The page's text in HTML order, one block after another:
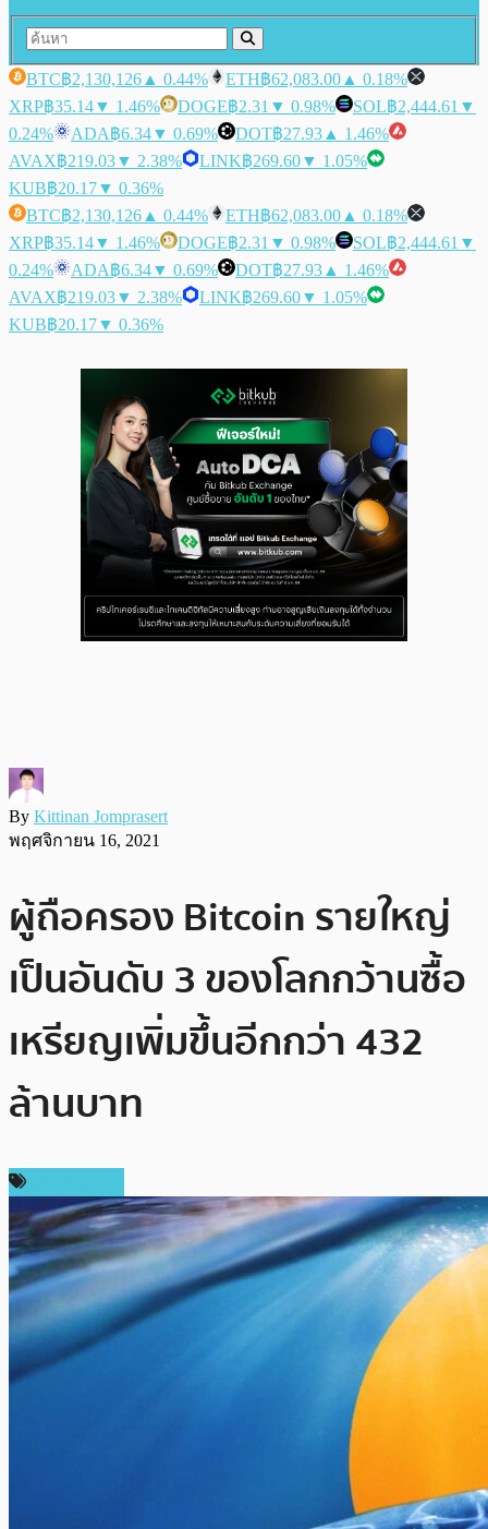
BTC฿2,130,126 ▲ 0.44% ETH฿62,083.00 ▲ 0.18%
XRP฿35.14▼ 1.46% DOGE฿2.31 ▼ 0.98% SOL฿2,444.61 ▼
0.24%
ADA฿6.34▼ 0.69% DOT฿27.93 ▲ 1.46%
AVAX฿219.03▼ 2.38% LINK฿269.60▼ 1.05%
KUB฿20.17▼ 0.36%
BTC฿2,130,126 ▲ 0.44% ETH฿62,083.00 ▲ 0.18%
XRP฿35.14▼ 1.46% DOGE฿2.31 ▼ 0.98% SOL฿2,444.61 ▼
0.24%
ADA฿6.34▼ 0.69% DOT฿27.93 ▲ 1.46%
AVAX฿219.03▼ 2.38% LINK฿269.60▼ 1.05%
KUB฿20.17▼ 0.36%
By Kittinan Jomprasert
พฤศจิกายน 16, 2021
ผู้ถือครอง Bitcoin รายใหญ่
เป็นอันดับ 3 ของโลกกว้านซื้อ
เหรียญเพิ่มขึ้นอีกกว่า 432
ล้านบาท